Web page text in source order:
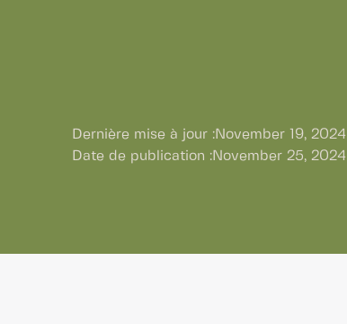
Dernière mise à jour : November 19, 2024
Date de publication : November 25, 2024